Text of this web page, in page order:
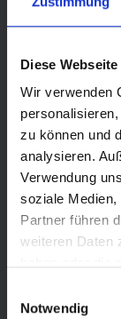
Diese
Wir verwenden
zu können und
analysieren.
Verwendung
soziale Medien,
Partner führen
weiteren Daten
Notwendig
Rhein in